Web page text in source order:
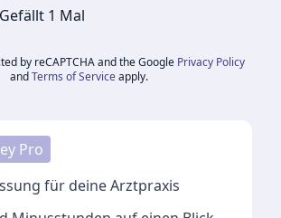
Gefällt 1 Mal
by reCAPTCHA and the Google Privacy Policy
and Terms of Service apply.
Pro
für deine Arztpraxis